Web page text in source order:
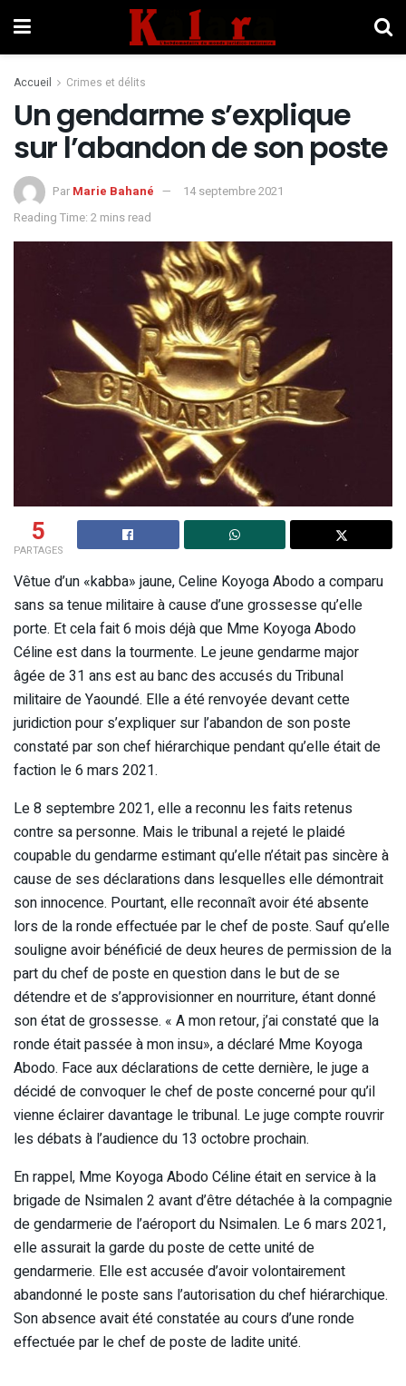
Accueil Crimes et délits
Un gendarme s’explique
sur l’abandon de son poste
Par Marie Bahané
14 septembre 2021
Reading Time: 2 mins read
5
PARTAGES
Vêtue d’un «kabba» jaune, Celine Koyoga Abodo a comparu
sans sa tenue militaire à cause d’une grossesse qu’elle
porte. Et cela fait 6 mois déjà que Mme Koyoga Abodo
Céline est dans la tourmente. Le jeune gendarme major
âgée de 31 ans est au banc des accusés du Tribunal
militaire de Yaoundé. Elle a été renvoyée devant cette
juridiction pour s’expliquer sur l’abandon de son poste
constaté par son chef hiérarchique pendant qu’elle était de
faction le 6 mars 2021.
Le 8 septembre 2021, elle a reconnu les faits retenus
contre sa personne. Mais le tribunal a rejeté le plaidé
coupable du gendarme estimant qu’elle n’était pas sincère à
cause de ses déclarations dans lesquelles elle démontrait
son innocence. Pourtant, elle reconnaît avoir été absente
lors de la ronde effectuée par le chef de poste. Sauf qu’elle
souligne avoir bénéficié de deux heures de permission de la
part du chef de poste en question dans le but de se
détendre et de s’approvisionner en nourriture, étant donné
son état de grossesse. « A mon retour, j’ai constaté que la
ronde était passée à mon insu», a déclaré Mme Koyoga
Abodo. Face aux déclarations de cette dernière, le juge a
décidé de convoquer le chef de poste concerné pour qu’il
vienne éclairer davantage le tribunal. Le juge compte rouvrir
les débats à l’audience du 13 octobre prochain.
En rappel, Mme Koyoga Abodo Céline était en service à la
brigade de Nsimalen 2 avant d’être détachée à la compagnie
de gendarmerie de l’aéroport du Nsimalen. Le 6 mars 2021,
elle assurait la garde du poste de cette unité de
gendarmerie. Elle est accusée d’avoir volontairement
abandonné le poste sans l’autorisation du chef hiérarchique.
Son absence avait été constatée au cours d’une ronde
effectuée par le chef de poste de ladite unité.